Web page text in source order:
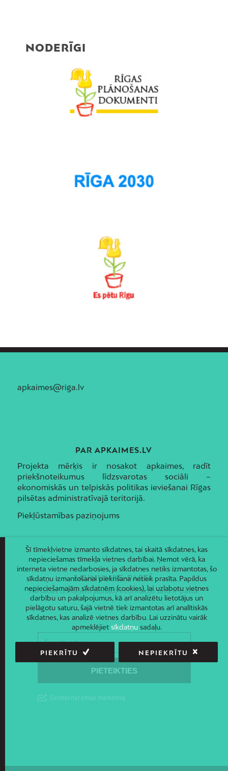
NODERĪGI
apkaimes@riga.lv
PAR APKAIMES.LV
Projekta mērķis ir nosakot apkaimes, radīt
priekšnoteikumus līdzsvarotas sociāli –
ekonomiskās un telpiskās politikas ieviešanai Rīgas
pilsētas administratīvajā teritorijā.
Piekļūstamības paziņojums
JAUNUMI E-PASTĀ
Piesakies un saņem jaunāko informāciju savā e-pastā!
Šī tīmekļvietne izmanto sīkdatnes, tai skaitā sīkdatnes, kas
nepieciešamas tīmekļa vietnes darbībai. Ņemot vērā, ka
interneta vietne nedarbosies, ja sīkdatnes netiks izmantotas, šo
sīkdatņu izmantošanai piekrišana netiek prasīta. Papildus
nepieciešamajām sīkdatnēm (cookies), lai uzlabotu vietnes
darbību un pakalpojumus, kā arī analizētu lietotājus un
pielāgotu saturu, šajā vietnē tiek izmantotas arī analītiskās
sīkdatnes, kas analizē vietnes darbību. Lai uzzinātu vairāk
apmeklējiet sīkdatņusadaļu.
PIEKRĪTU NEPIEKRĪTU